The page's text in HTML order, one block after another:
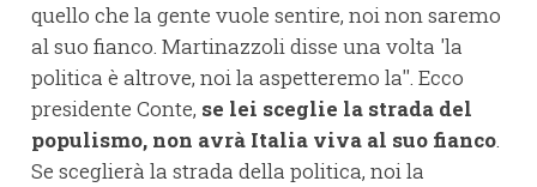
quello che la gente vuole sentire, noi non saremo
al suo fianco. Martinazzoli disse una volta 'la
politica è altrove, noi la aspetteremo la''. Ecco
presidente Conte, se lei sceglie la strada del
populismo, non avrà Italia viva al suo fianco.
Se sceglierà la strada della politica, noi la